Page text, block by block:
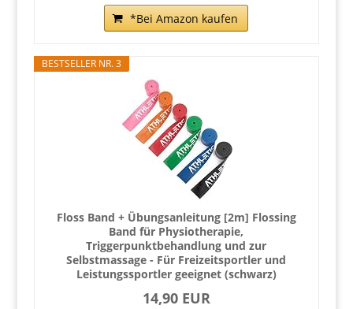
*Bei Amazon kaufen
BESTSELLER NR. 3
Floss Band + Übungsanleitung [2m] Flossing
Band für Physiotherapie,
Triggerpunktbehandlung und zur
Selbstmassage - Für Freizeitsportler und
Leistungssportler geeignet (schwarz)
14,90 EUR